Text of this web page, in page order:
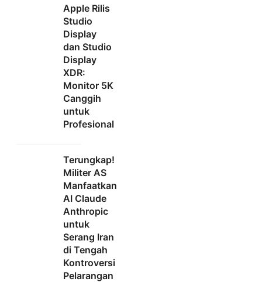
Apple Rilis
Studio
Display
dan Studio
Display
XDR:
Monitor 5K
Canggih
untuk
Profesional
Terungkap!
Militer AS
Manfaatkan
AI Claude
Anthropic
untuk
Serang Iran
di Tengah
Kontroversi
Pelarangan